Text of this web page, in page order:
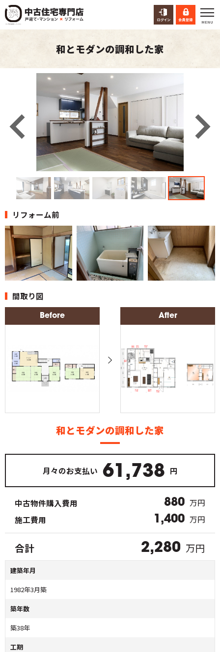
和とモダンの調和した家
リフォーム前
間取り図
Before After
和とモダンの調和した家
月々のお支払い 61,738 円
中古物件購入費用 880 万円
施工費用
1,400 万円
合計 2,280 万円
建築年月
1982年3月築
築年数
築38年
工期